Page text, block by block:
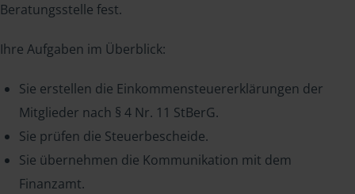
Beratungsstelle fest.
Ihre Aufgaben im Überblick:
Sie erstellen die Einkommensteuererklärungen der
Mitglieder nach § 4 Nr. 11 StBerG.
Sie prüfen die Steuerbescheide.
Sie übernehmen die Kommunikation mit dem
Finanzamt.